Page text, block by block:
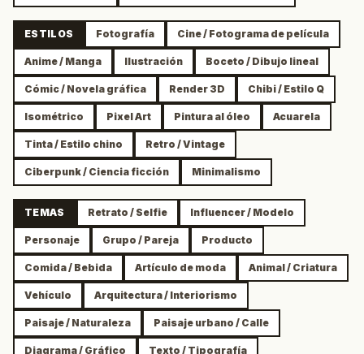
ESTILOS Fotografía Cine / Fotograma de película
Anime / Manga Ilustración Boceto / Dibujo lineal
Cómic / Novela gráfica Render 3D Chibi / Estilo Q
Isométrico Pixel Art Pintura al óleo Acuarela
Tinta / Estilo chino Retro / Vintage
Ciberpunk / Ciencia ficción Minimalismo
TEMAS Retrato / Selfie Influencer / Modelo
Personaje Grupo / Pareja Producto
Comida / Bebida Artículo de moda Animal / Criatura
Vehículo Arquitectura / Interiorismo
Paisaje / Naturaleza Paisaje urbano / Calle
Diagrama / Gráfico Texto / Tipografía